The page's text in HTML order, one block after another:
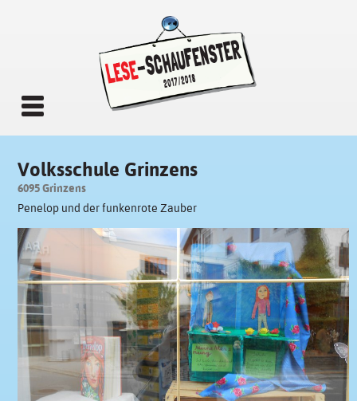
Volksschule Grinzens
6095 Grinzens
Penelop und der funkenrote Zauber